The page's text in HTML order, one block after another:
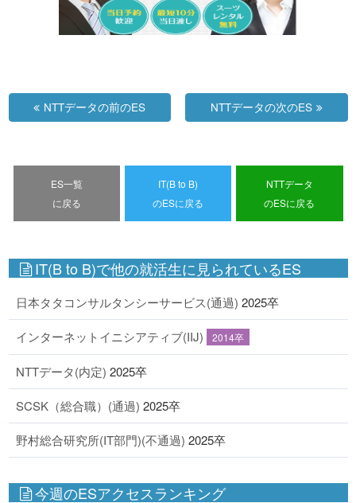
NTTデータの前のES NTTデータの次のES
ES一覧
に戻る
IT(B to B)
のESに戻る
NTTデータ
のESに戻る
IT(B to B)で他の就活生に見られているES
日本タタコンサルタンシーサービス(通過) 2025卒
インターネットイニシアティブ(IIJ) 2014卒
NTTデータ(内定) 2025卒
SCSK（総合職）(通過) 2025卒
野村総合研究所(IT部門)(不通過) 2025卒
今週のESアクセスランキング